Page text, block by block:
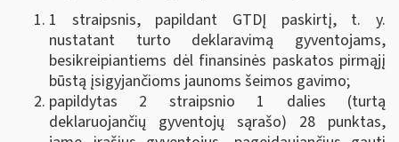
1 straipsnis, papildant GTDĮ paskirtį, t. y.
nustatant turto deklaravimą gyventojams,
besikreipiantiems dėl finansinės paskatos pirmąjį
būstą įsigyjančioms jaunoms šeimos gavimo;
papildytas 2 straipsnio 1 dalies (turtą
deklaruojančių gyventojų sąrašo) 28 punktas,